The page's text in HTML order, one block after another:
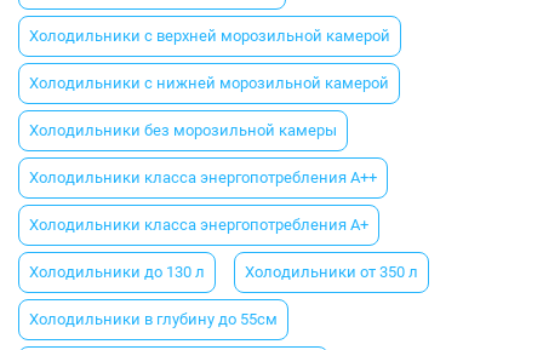
Холодильники с верхней морозильной камерой
Холодильники с нижней морозильной камерой
Холодильники без морозильной камеры
Холодильники класса энергопотребления A++
Холодильники класса энергопотребления A+
Холодильники до 130 л Холодильники от 350 л
Холодильники в глубину до 55см